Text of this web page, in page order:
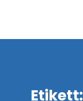
Etikett: